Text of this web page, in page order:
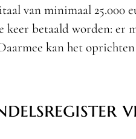
van minimaal 25.000
keer betaald worden: er
kan het